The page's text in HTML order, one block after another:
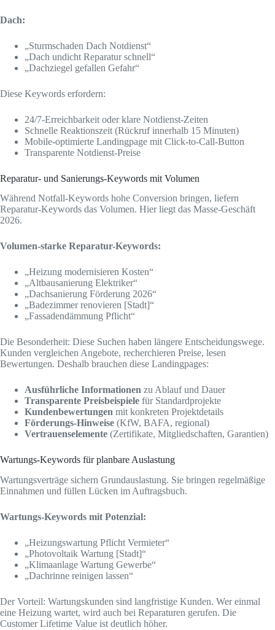
Dach:
„Sturmschaden Dach Notdienst“
„Dach undicht Reparatur schnell“
„Dachziegel gefallen Gefahr“
Diese Keywords erfordern:
24/7-Erreichbarkeit oder klare Notdienst-Zeiten
Schnelle Reaktionszeit (Rückruf innerhalb 15 Minuten)
Mobile-optimierte Landingpage mit Click-to-Call-Button
Transparente Notdienst-Preise
Reparatur- und Sanierungs-Keywords mit Volumen
Während Notfall-Keywords hohe Conversion bringen, liefern
Reparatur-Keywords das Volumen. Hier liegt das Masse-Geschäft
2026.
Volumen-starke Reparatur-Keywords:
„Heizung modernisieren Kosten“
„Altbausanierung Elektriker“
„Dachsanierung Förderung 2026“
„Badezimmer renovieren [Stadt]“
„Fassadendämmung Pflicht“
Die Besonderheit: Diese Suchen haben längere Entscheidungswege.
Kunden vergleichen Angebote, recherchieren Preise, lesen
Bewertungen. Deshalb brauchen diese Landingpages:
Ausführliche Informationen zu Ablauf und Dauer
Transparente Preisbeispiele für Standardprojekte
Kundenbewertungen mit konkreten Projektdetails
Förderungs-Hinweise (KfW, BAFA, regional)
Vertrauenselemente (Zertifikate, Mitgliedschaften, Garantien)
Wartungs-Keywords für planbare Auslastung
Wartungsverträge sichern Grundauslastung. Sie bringen regelmäßige
Einnahmen und füllen Lücken im Auftragsbuch.
Wartungs-Keywords mit Potenzial:
„Heizungswartung Pflicht Vermieter“
„Photovoltaik Wartung [Stadt]“
„Klimaanlage Wartung Gewerbe“
„Dachrinne reinigen lassen“
Der Vorteil: Wartungskunden sind langfristige Kunden. Wer einmal
eine Heizung wartet, wird auch bei Reparaturen gerufen. Die
Customer Lifetime Value ist deutlich höher.